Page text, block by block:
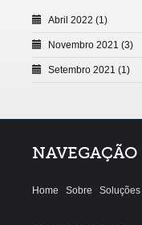
Abril 2022 (1)
Novembro 2021 (3)
Setembro 2021 (1)
NAVEGAÇÃO
Home Sobre Soluções